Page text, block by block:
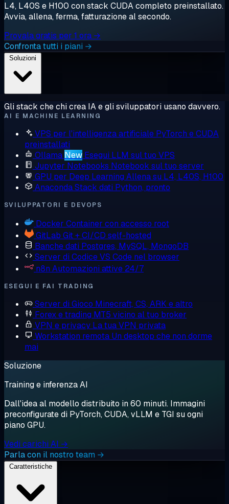
L4, L40S e H100 con stack CUDA completo preinstallato.
Avvia, allena, ferma, fatturazione al secondo.
Provala gratis per 1 ora →
Confronta tutti i piani →
Gli stack che chi crea IA e gli sviluppatori usano davvero.
AI E MACHINE LEARNING
VPS per l'intelligenza artificiale PyTorch e CUDA
preinstallati
Ollama New Esegui LLM sul tuo VPS
Jupyter Notebooks Notebook sul tuo server
GPU per Deep Learning Allena su L4, L40S, H100
AnacondaStack dati Python, pronto
SVILUPPATORI E DEVOPS
Docker Container con accesso root
GitLab Git + CI/CD self-hosted
Banche dati Postgres, MySQL, MongoDB
Server di CodiceVS Code nel browser
n8n Automazioni attive 24/7
ESEGUI E FAI TRADING
Server di Gioco Minecraft, CS, ARK e altro
Forex e trading MT5 vicino al tuo broker
VPN e privacy La tua VPN privata
Workstation remota Un desktop che non dorme
mai
Soluzione
Training e inferenza AI
Dall'idea al modello distribuito in 60 minuti. Immagini
preconfigurate di PyTorch, CUDA, vLLM e TGI su ogni
piano GPU.
Vedi carichi AI →
Parla con il nostro team →